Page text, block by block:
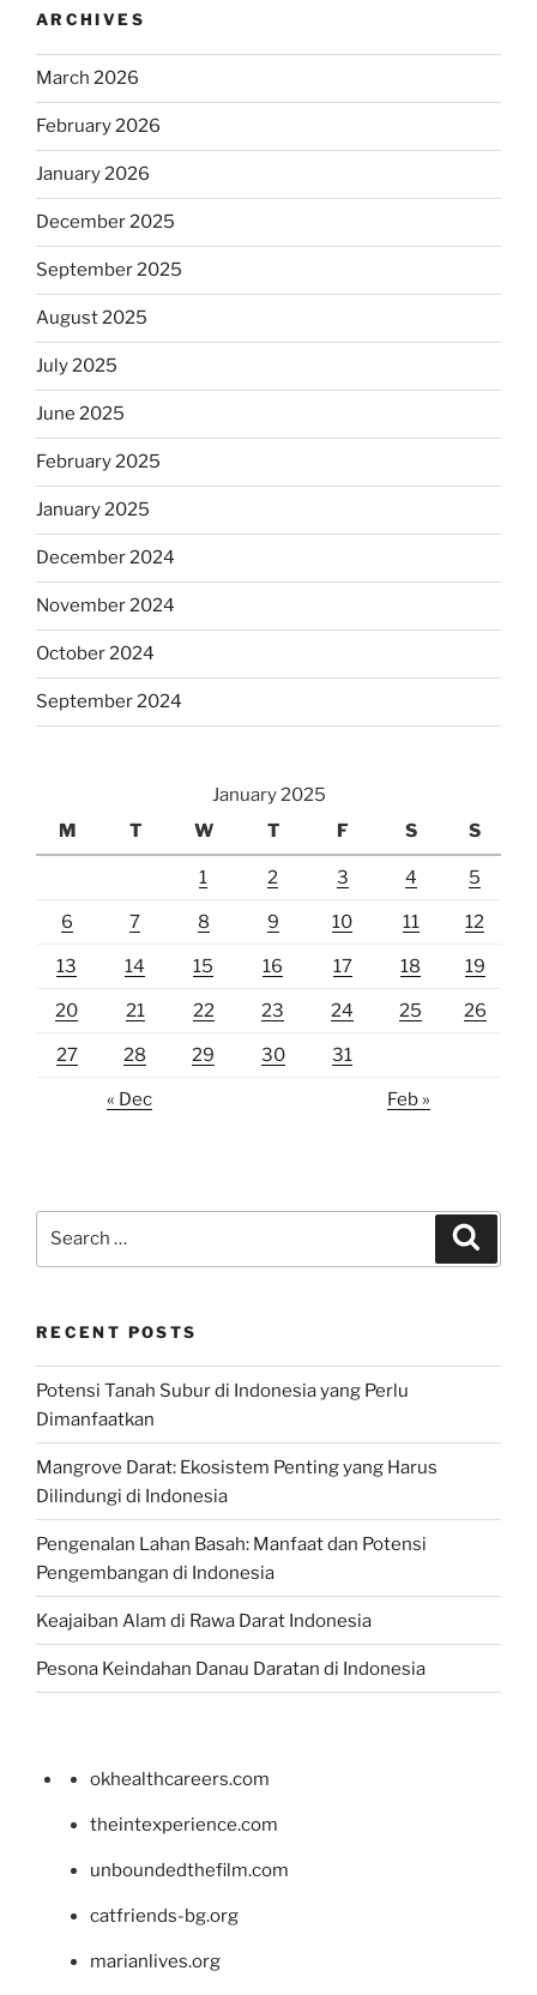
ARCHIVES
March 2026
February 2026
January 2026
December 2025
September 2025
August 2025
July 2025
June 2025
February 2025
January 2025
December 2024
November 2024
October 2024
September 2024
January 2025
M
T W T F S S
1 2 3 4 5
6 7 8 9 10 11 12
13 14 15 16 17 18 19
20 21 22 23 24 25 26
27 28 29 30 31
« Dec Feb »
RECENT POSTS
Potensi Tanah Subur di Indonesia yang Perlu
Dimanfaatkan
Mangrove Darat: Ekosistem Penting yang Harus
Dilindungi di Indonesia
Pengenalan Lahan Basah: Manfaat dan Potensi
Pengembangan di Indonesia
Keajaiban Alam di Rawa Darat Indonesia
Pesona Keindahan Danau Daratan di Indonesia
okhealthcareers.com
theintexperience.com
unboundedthefilm.com
catfriends-bg.org
marianlives.org